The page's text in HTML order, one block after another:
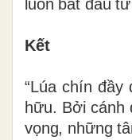
luôn bắt đầu
Kết
“Lúa chín
hữu. Bởi cánh
vọng, những